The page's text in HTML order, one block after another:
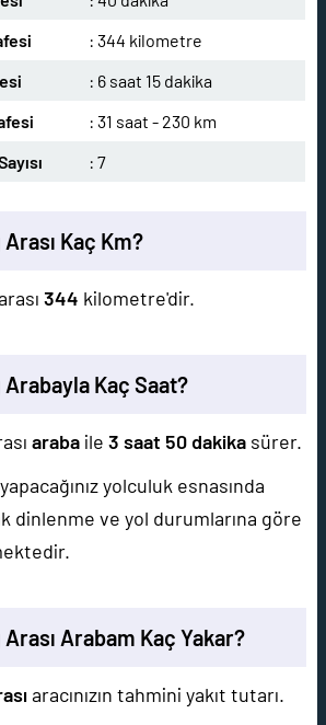
: 344 kilometre
: 6 saat 15 dakika
: 31 saat - 230 km
: 7
Kaç Km?
344 kilometre'dir.
Kaç Saat?
araba ile 3 saat 50 dakika sürer.
yolculuk esnasında
dinlenme ve yol durumlarına göre
Arabam Kaç Yakar?
aracınızın tahmini yakıt tutarı.